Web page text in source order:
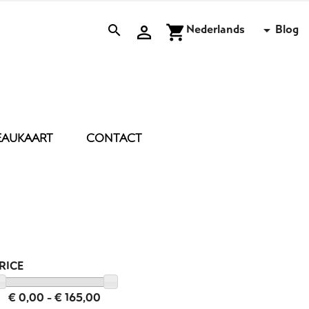
  shopping_cartNederlands  Blog
TAS
ANDEREN
CONTACT
€ 0,00 - € 165,00